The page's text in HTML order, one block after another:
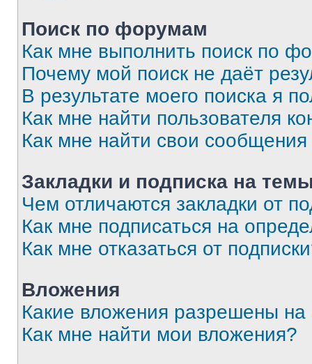
Поиск по форумам
Как мне выполнить поиск по
Почему мой поиск не даёт
В результате моего поиска я
Как мне найти пользователя
Как мне найти свои
Закладки и подписка на
Чем отличаются закладки от
Как мне подписаться на
Как мне отказаться от
Вложения
Какие вложения разрешены
Как мне найти мои вложения?